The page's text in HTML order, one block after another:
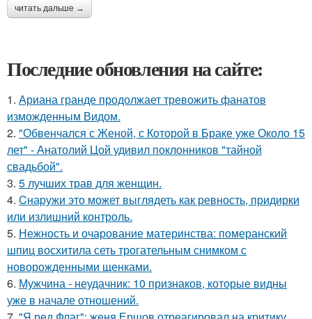
читать дальше →
Последние обновления на сайте:
1. Ариана гранде продолжает тревожить фанатов
изможденным Видом.
2. "Обвенчался с Женой, с Которой в Браке уже Около 15
лет" - Анатолий Цой удивил поклонников "тайной
свадьбой".
3. 5 лучших трав для женщин.
4. Cнаpужи это может выглядеть как ревность, придирки
или излишний контроль.
5. Нежность и очарование материнства: померанский
шпиц восхитила сеть трогательным снимком с
новорожденными щенками.
6. Мужчина - неудачник: 10 признаков, которые видны
уже в начале отношений.